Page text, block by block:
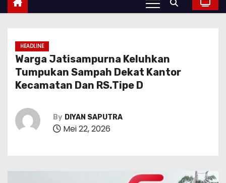
HEADLINE
Warga Jatisampurna Keluhkan
Tumpukan Sampah Dekat Kantor
Kecamatan Dan RS.Tipe D
By DIYAN SAPUTRA
Mei 22, 2026